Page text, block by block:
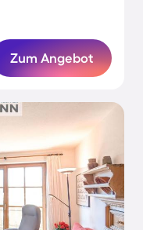
Zum Angebot